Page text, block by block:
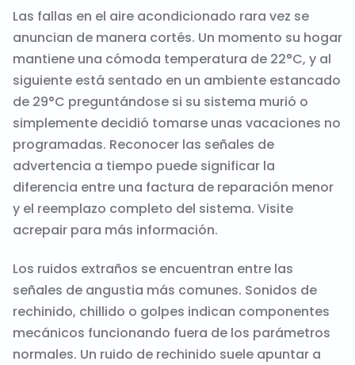
Las fallas en el aire acondicionado rara vez se
anuncian de manera cortés. Un momento su hogar
mantiene una cómoda temperatura de 22°C, y al
siguiente está sentado en un ambiente estancado
de 29°C preguntándose si su sistema murió o
simplemente decidió tomarse unas vacaciones no
programadas. Reconocer las señales de
advertencia a tiempo puede significar la
diferencia entre una factura de reparación menor
y el reemplazo completo del sistema. Visite
acrepairpara más información.
Los ruidos extraños se encuentran entre las
señales de angustia más comunes. Sonidos de
rechinido, chillido o golpes indican componentes
mecánicos funcionando fuera de los parámetros
normales. Un ruido de rechinido suele apuntar a